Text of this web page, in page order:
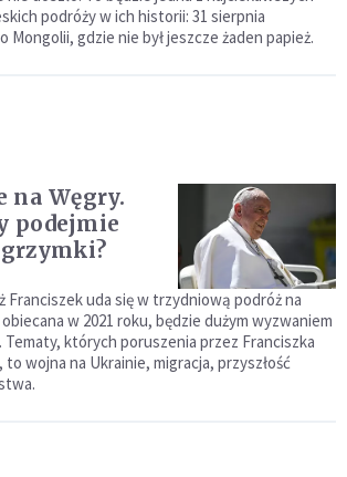
podróży w ich historii: 31 sierpnia
Mongolii, gdzie nie był jeszcze żaden papież.
na Węgry.
podejmie
Franciszek uda się w trzydniową podróż na
w 2021 roku, będzie dużym wyzwaniem
Tematy, których poruszenia przez Franciszka
wojna na Ukrainie, migracja, przyszłość